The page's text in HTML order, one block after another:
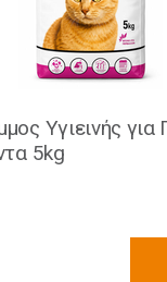
Υγιεινής για
5kg